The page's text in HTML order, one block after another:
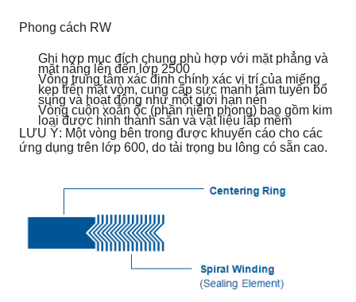
Phong cách RW
Ghi hợp mục đích chung phù hợp với mặt phẳng và
mặt nâng lên đến lớp 2500
Vòng trung tâm xác định chính xác vị trí của miếng
kẹp trên mặt vòm, cung cấp sức mạnh tâm tuyến bổ
sung và hoạt động như một giới hạn nén
Vòng cuộn xoắn ốc (phần niêm phong) bao gồm kim
loại được hình thành sẵn và vật liệu lấp mềm
LƯU Ý: Một vòng bên trong được khuyến cáo cho các
ứng dụng trên lớp 600, do tải trọng bu lông có sẵn cao.